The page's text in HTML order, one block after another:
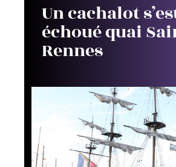
Un cachalot
échoué quai
Rennes